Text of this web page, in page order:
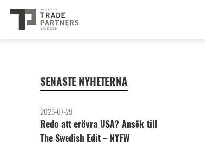
SENASTE NYHETERNA
2026-07-29
Redo att erövra USA? Ansök till
The Swedish Edit – NYFW